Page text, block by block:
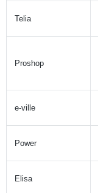
Telia
Proshop
e-ville
Power
Elisa